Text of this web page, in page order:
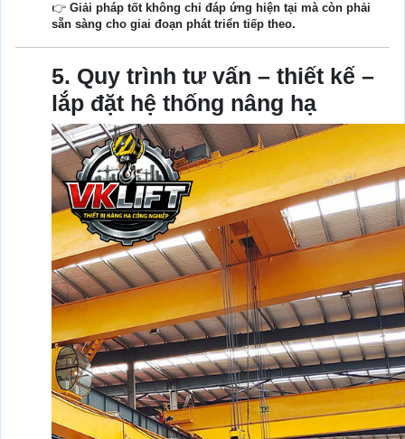
👉 Giải pháp tốt không chỉ đáp ứng hiện tại mà còn phải
sẵn sàng cho giai đoạn phát triển tiếp theo.
5. Quy trình tư vấn – thiết kế –
lắp đặt hệ thống nâng hạ